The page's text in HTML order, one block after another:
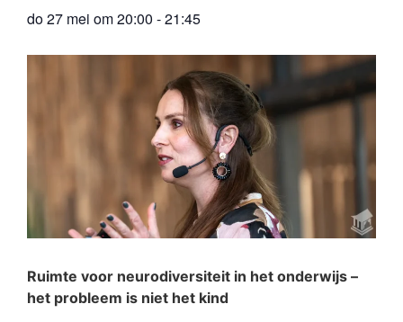
do 27 mei om20:00 -21:45
Ruimte voor neurodiversiteit in het onderwijs –
het probleem is niet het kind